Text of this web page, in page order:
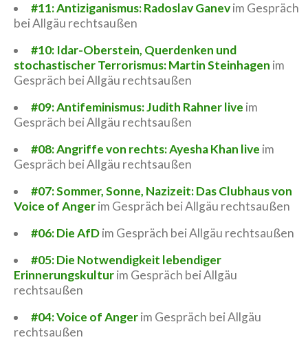
#11: Antiziganismus: Radoslav Ganevim Gespräch
bei Allgäu rechtsaußen
#10: Idar-Oberstein, Querdenken und
stochastischer Terrorismus: Martin Steinhagen im
Gespräch bei Allgäu rechtsaußen
#09: Antifeminismus: Judith Rahner live im
Gespräch bei Allgäu rechtsaußen
#08: Angriffe von rechts: Ayesha Khan live im
Gespräch bei Allgäu rechtsaußen
#07: Sommer, Sonne, Nazizeit: Das Clubhaus von
Voice of Angerim Gespräch bei Allgäu rechtsaußen
#06: Die AfDim Gespräch bei Allgäu rechtsaußen
#05: Die Notwendigkeit lebendiger
Erinnerungskulturim Gespräch bei Allgäu
rechtsaußen
#04: Voice of Angerim Gespräch bei Allgäu
rechtsaußen